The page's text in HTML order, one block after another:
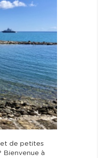
et de petites
Bienvenue à